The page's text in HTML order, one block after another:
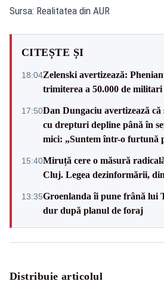
Sursa: Realitatea din AUR
CITEȘTE ȘI
18:04Zelenski avertizează:
trimiterea a 50.000 de militari
17:50Dan Dungaciu avertizează că
cu drepturi depline până în
mici: „Suntem într-o furtună
15:40Miruță cere o măsură
Cluj. Legea dezinformării,
13:35Groenlanda îi pune frână lui
dur după planul de foraj
Distribuie articolul